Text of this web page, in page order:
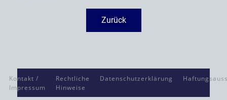
Zurück
Kontakt /
Impressum
Rechtliche
Hinweise
Datenschutzerklärung